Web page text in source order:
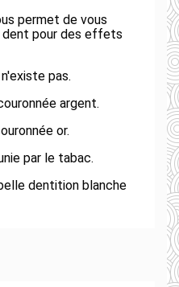
permet de vous
dent pour des effets
pas.
argent.
or.
par le tabac.
dentition blanche